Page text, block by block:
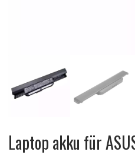
Laptop akku für